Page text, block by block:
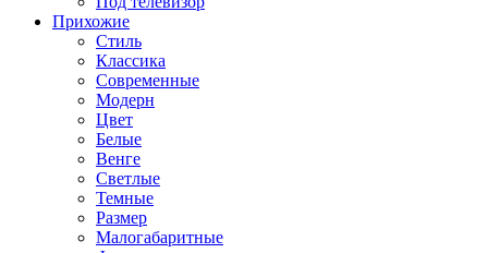
Прихожие
Стиль
Классика
Современные
Модерн
Цвет
Белые
Венге
Светлые
Темные
Размер
Малогабаритные